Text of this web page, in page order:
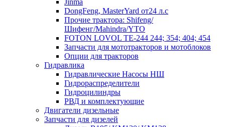
Jinma
DongFeng, MasterYard от24 л.с
Прочие трактора: Shifeng/
Шифенг/Mahindra/YTO
FOTON LOVOL TE-244 244; 354; 404; 454
Запчасти для мототракторов и мотоблоков
Опции для тракторов
Гидравлика
Гидравлические Насосы НШ
Гидрораспределители
Гидроцилиндры
РВД и комплектующие
Двигатели дизельные
Запчасти для дизелей